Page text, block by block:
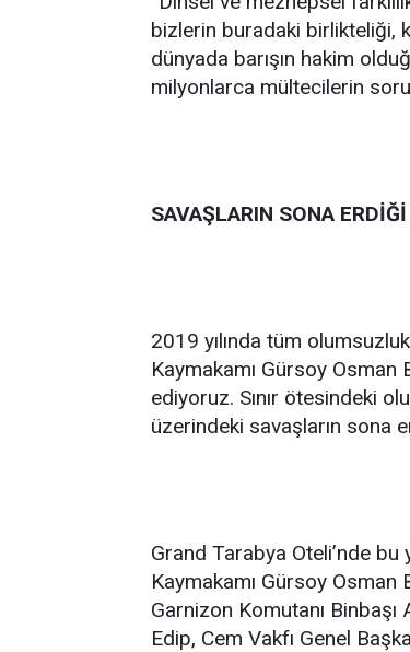
bizlerin buradaki birlikteliği,
dünyada barışın hakim
milyonlarca mültecilerin
SAVAŞLARIN SONA
2019 yılında tüm
Kaymakamı Gürsoy
ediyoruz. Sınır ötesindeki
üzerindeki savaşların sona
Grand Tarabya Oteli’nde bu
Kaymakamı Gürsoy Osman
Garnizon Komutanı
Edip, Cem Vakfı Genel